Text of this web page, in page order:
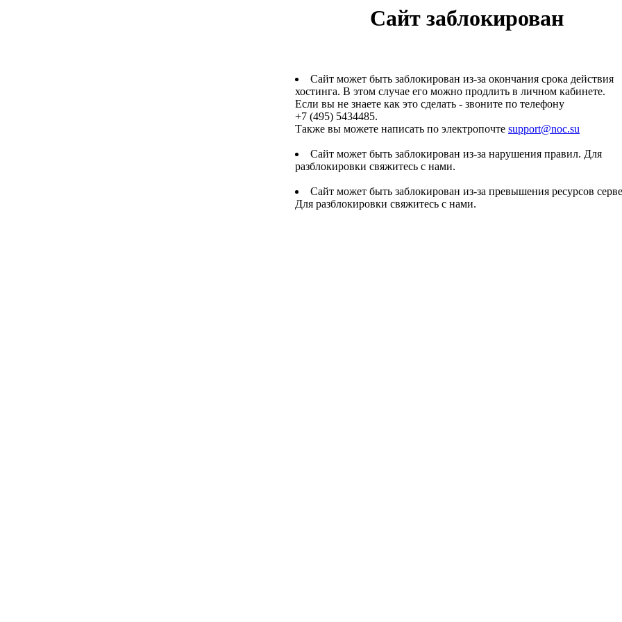
Сайт заблокирован
Сайт может быть заблокирован из-за окончания срока действия
хостинга. В этом случае его можно продлить в личном кабинете.
Если вы не знаете как это сделать - звоните по телефону
+7 (495) 5434485.
Также вы можете написать по электропочте support@noc.su
Сайт может быть заблокирован из-за нарушения правил. Для
разблокировки свяжитесь с нами.
Сайт может быть заблокирован из-за превышения ресурсов
Для разблокировки свяжитесь с нами.